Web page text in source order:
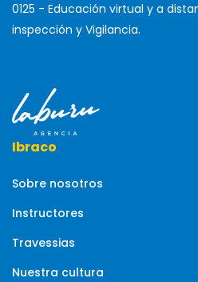
0125 - Educación virtual y a
inspección y Vigilancia.
Ibraco
Sobre nosotros
Instructores
Travessias
Nuestra cultura